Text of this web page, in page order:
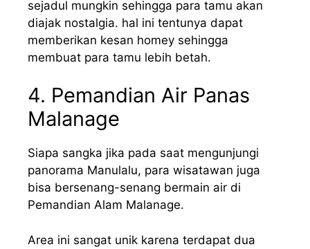
sejadul mungkin sehingga para tamu akan
diajak nostalgia. hal ini tentunya dapat
memberikan kesan homey sehingga
membuat para tamu lebih betah.
4. Pemandian Air Panas
Malanage
Siapa sangka jika pada saat mengunjungi
panorama Manulalu, para wisatawan juga
bisa bersenang-senang bermain air di
Pemandian Alam Malanage.
Area ini sangat unik karena terdapat dua